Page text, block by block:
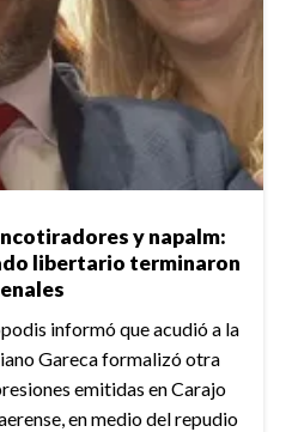
y napalm:
libertario terminaron
informó que acudió a la
Gareca formalizó otra
emitidas en Carajo
en medio del repudio